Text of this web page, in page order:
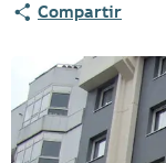
Compartir